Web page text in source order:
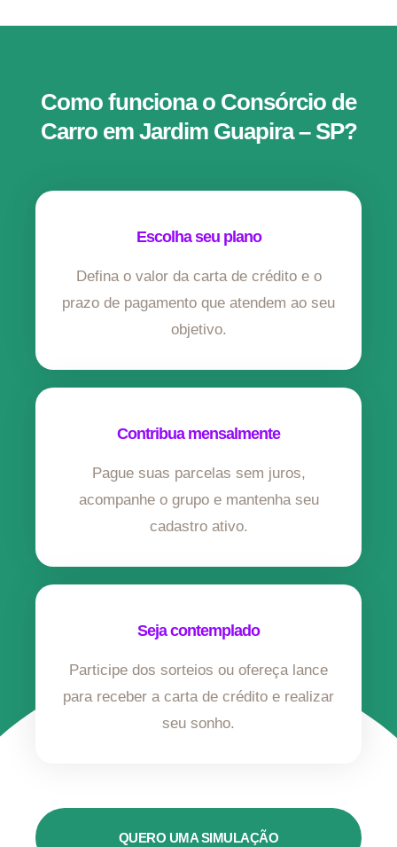
Como funciona o Consórcio de
Carro em Jardim Guapira – SP?
Escolha seu plano
Defina o valor da carta de crédito e o
prazo de pagamento que atendem ao seu
objetivo.
Contribua mensalmente
Pague suas parcelas sem juros,
acompanhe o grupo e mantenha seu
cadastro ativo.
Seja contemplado
Participe dos sorteios ou ofereça lance
para receber a carta de crédito e realizar
seu sonho.
QUERO UMA SIMULAÇÃO